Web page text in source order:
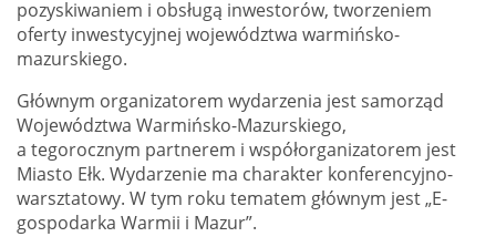
pozyskiwaniem i obsługą inwestorów, tworzeniem
oferty inwestycyjnej województwa warmińsko-
mazurskiego.
Głównym organizatorem wydarzenia jest samorząd
Województwa Warmińsko-Mazurskiego,
a tegorocznym partnerem i współorganizatorem jest
Miasto Ełk. Wydarzenie ma charakter konferencyjno-
warsztatowy. W tym roku tematem głównym jest „E-
gospodarka Warmii i Mazur”.